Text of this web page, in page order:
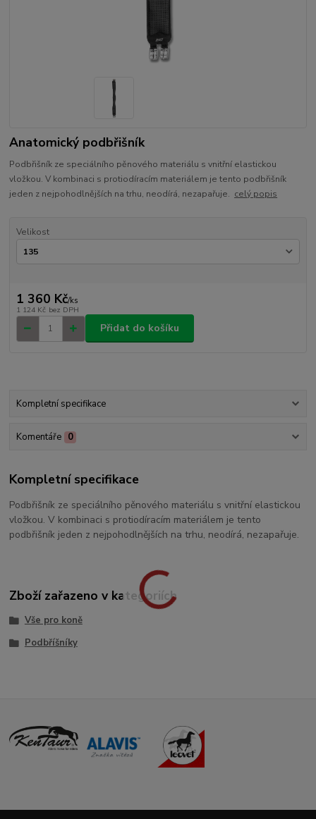
Anatomický podbřišník
Podbřišník ze speciálního pěnového materiálu s vnitřní elastickou
vložkou. V kombinaci s protiodíracím materiálem je tento podbřišník
jeden z nejpohodlnějších na trhu, neodírá, nezapařuje. celý popis
Velikost
1 360 Kč/ks
1 124 Kč bez DPH
Přidat do košíku
Kompletní specifikace
Komentáře 0
Kompletní specifikace
Podbřišník ze speciálního pěnového materiálu svnitřní elastickou
vložkou.V kombinaci s protiodíracím materiálem jetento
podbřišník jeden z nejpohodlnějších natrhu, neodírá, nezapařuje.
Zboží zařazeno v kategoriích
Vše pro koně
Podbříšníky